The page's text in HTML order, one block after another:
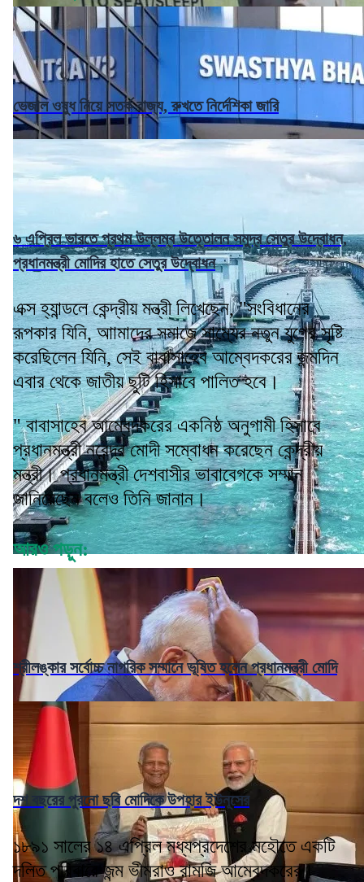
ভেজাল ওষুধ নিয়ে সতর্ক রাজ্য, রুখতে নির্দেশিকা জারি
৬ এপ্রিল ভারতে প্রথম উল্লম্ব উত্তোলন সমুদ্র সেতুর উদ্বোধন,
প্রধানমন্ত্রী মোদির হাতে সেতুর উদ্বোধন
এক্স হ্যান্ডলে কেন্দ্রীয় মন্ত্রী লিখেছেন, "সংবিধানের
রূপকার যিনি, আামাদের সমাজে সাম্যের নতুন যুগের সৃষ্টি
করেছিলেন যিনি, সেই বাবাসাহেব আম্বেদকরের জন্মদিন
এবার থেকে জাতীয় ছুটি হিসাবে পালিত হবে।
" বাবাসাহেব আম্বেদকরের একনিষ্ঠ অনুগামী হিসাবে
প্রধানমন্ত্রী নরেন্দ্র মোদী সম্বোধন করেছেন কেন্দ্রীয়
মন্ত্রী। প্রধানমন্ত্রী দেশবাসীর ভাবাবেগকে সম্মান
জানিয়েছেন বলেও তিনি জানান।
আরও পড়ুন:
শ্রীলঙ্কার সর্বোচ্চ নাগরিক সম্মানে ভূষিত হলেন প্রধানমন্ত্রী মোদি
দশ বছরের পুরনো ছবি মোদিকে উপহার ইউনূসের
১৮৯১ সালের ১৪ এপ্রিল মধ্যপ্রদেশের মহৌতে একটি
দলিত পরিবারে জন্ম ভীমরাও রামজি আম্বেদকরের।